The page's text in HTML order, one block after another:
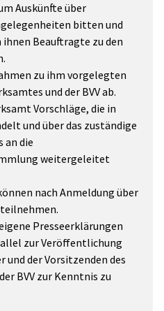
Auskünfte über
bitten und
Beauftragte zu den
zu ihm vorgelegten
und der BVV ab.
Vorschläge, die in
und über das zuständige
an die
weitergeleitet
nach Anmeldung über
Presseerklärungen
zur Veröffentlichung
der Vorsitzenden des
BVV zur Kenntnis zu